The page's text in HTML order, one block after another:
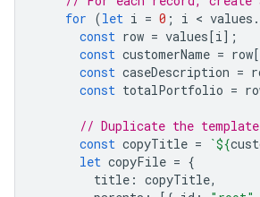
for (let i = 0 ; i < values .
const row = values [i];
const customerName = row [
const caseDescription =
const totalPortfolio =
// Duplicate the
const copyTitle = `${
let copyFile = {
title : copyTitle,